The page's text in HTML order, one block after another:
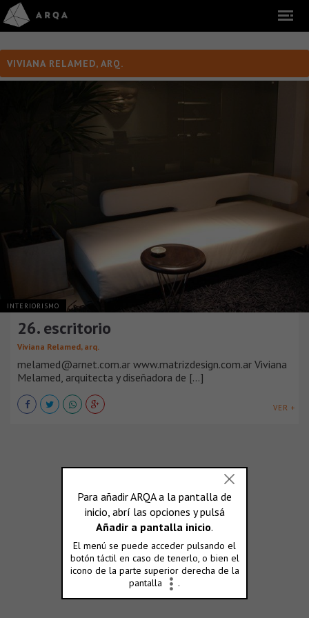
VIVIANA RELAMED, ARQ.
INTERIORISMO
26. escritorio
Viviana Relamed, arq.
melamed@arnet.com.ar www.matrizdesign.com.ar Viviana
Melamed, arquitecta y diseñadora de [...]
VER +